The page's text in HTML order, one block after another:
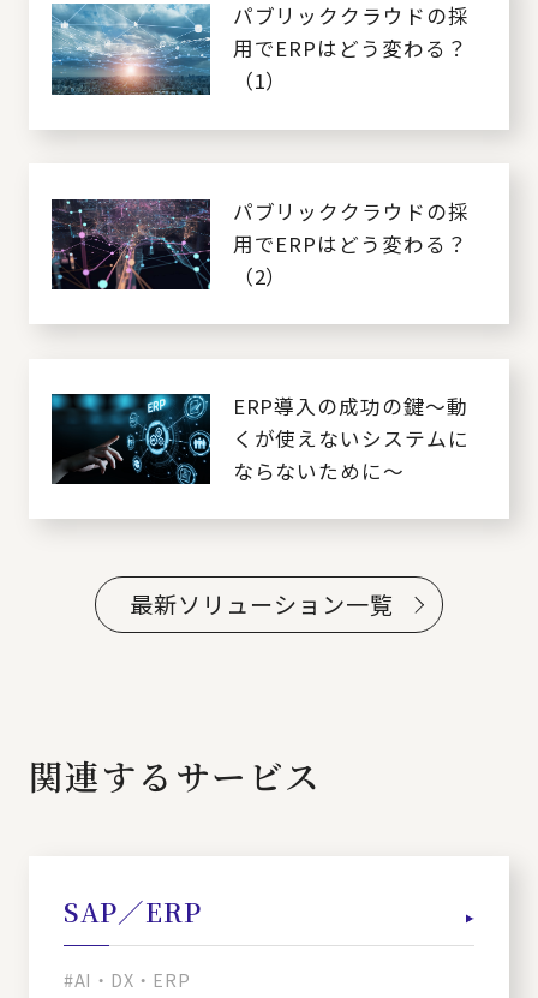
パブリッククラウドの採
用でERPはどう変わる？
（1）
パブリッククラウドの採
用でERPはどう変わる？
（2）
ERP導入の成功の鍵～動
くが使えないシステムに
ならないために～
最新ソリューション一覧
関連するサービス
SAP／ERP
#AI・DX・ERP